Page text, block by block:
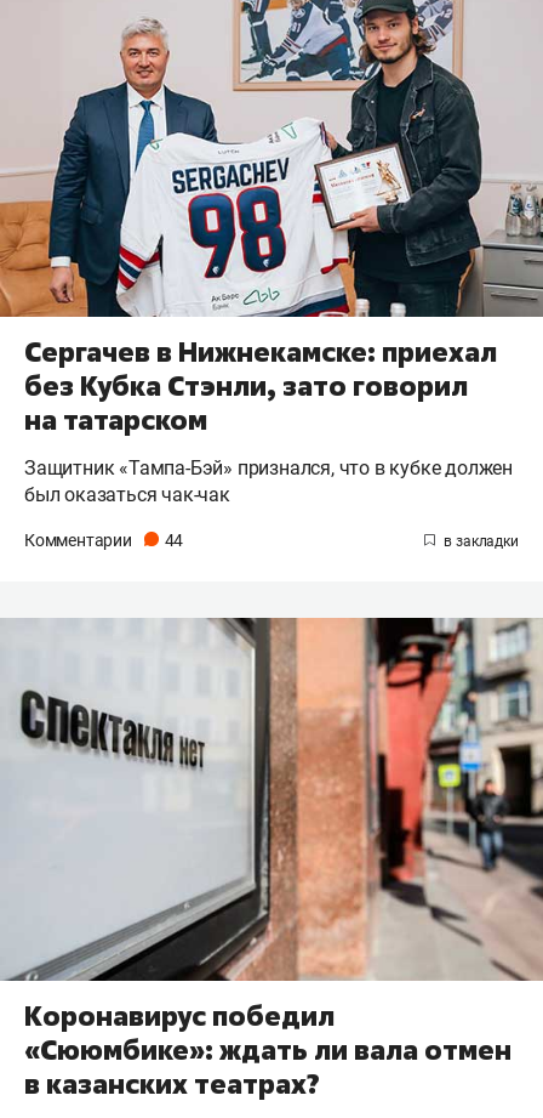
Сергачев в Нижнекамске: приехал
без Кубка Стэнли, зато говорил
на татарском
Защитник «Тампа-Бэй» признался, что в кубке должен
был оказаться чак-чак
Комментарии 44
Коронавирус победил
«Сююмбике»: ждать ли вала отмен
в казанских театрах?